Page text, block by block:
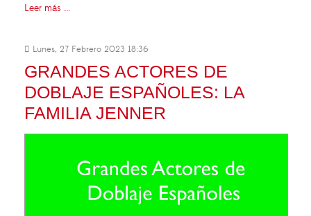
Leer más ...
Lunes, 27 Febrero 2023 18:36
GRANDES ACTORES DE
DOBLAJE ESPAÑOLES: LA
FAMILIA JENNER